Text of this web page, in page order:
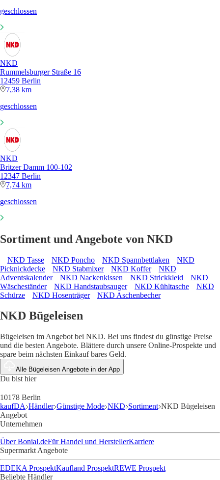
geschlossen
NKD
Rummelsburger Straße 16
12459 Berlin
7,38 km
geschlossen
NKD
Britzer Damm 100-102
12347 Berlin
7,74 km
geschlossen
Sortiment und Angebote von NKD
NKD Tasse NKD Poncho NKD Spannbettlaken
NKD
Picknickdecke
NKD Stabmixer NKD Koffer
NKD
Adventskalender
NKD Nackenkissen NKD Strickkleid
NKD
Wäscheständer
NKD Handstaubsauger NKD Kühltasche
NKD
Schürze
NKD Hosenträger NKD Aschenbecher
NKD Bügeleisen
Bügeleisen im Angebot bei NKD. Bei uns findest du günstige Preise
und die besten Angebote. Blättere durch unsere Online-Prospekte und
spare beim nächsten Einkauf bares Geld.
Alle Bügeleisen Angebote in der App
Du bist hier
10178 Berlin
kaufDA Händler Günstige Mode NKD Sortiment NKD Bügeleisen
Angebot
Unternehmen
Über Bonial.deFür Handel und HerstellerKarriere
Supermarkt Angebote
EDEKA ProspektKaufland ProspektREWE Prospekt
Beliebte Händler